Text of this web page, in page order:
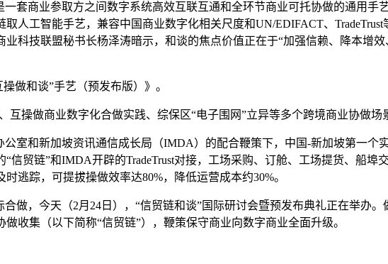
商业参取方之间数字系统高效互联互通和全环节商业可托协做的通用手
人工智能手艺，兼容中国商业数字化相关尺度和UN/EDIFACT、
科技联盟秘书长杨泽涛暗示，和谈的焦点价值正在于“加强信赖、降本增
和谈”手艺（预发布版）》。
做商业数字化合做实践、综保区“电子围网”立异等多个跨境商业协做场
室和新加坡资讯通信成长局（IMDA）的配合鞭策下，中国-新加坡第一个
信贸链”和IMDA开辟的TradeTrust对接，工场采购、订舱、工场提货、船
逃踪，可提拔操做效率达80%，降低运营成本约30%。
，今天（2月24日），“信贸链和谈”国际研讨会暨预发布典礼正在举办。
收集（以下简称“信贸链”），鞭策保守商业向数字商业全面升级。